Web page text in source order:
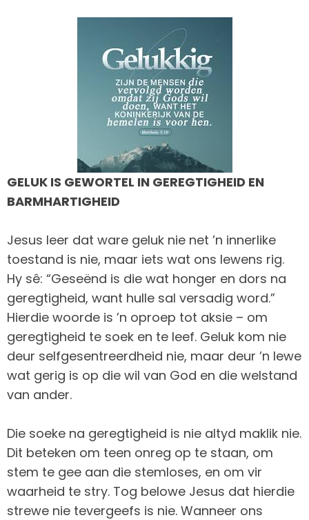
GELUK IS GEWORTEL IN GEREGTIGHEID EN
BARMHARTIGHEID
Jesus leer dat ware geluk nie net ’n innerlike
toestand is nie, maar iets wat ons lewens rig.
Hy sê: “Geseënd is die wat honger en dors na
geregtigheid, want hulle sal versadig word.”
Hierdie woorde is ’n oproep tot aksie – om
geregtigheid te soek en te leef. Geluk kom nie
deur selfgesentreerdheid nie, maar deur ’n lewe
wat gerig is op die wil van God en die welstand
van ander.
Die soeke na geregtigheid is nie altyd maklik nie.
Dit beteken om teen onreg op te staan, om
stem te gee aan die stemloses, en om vir
waarheid te stry. Tog belowe Jesus dat hierdie
strewe nie tevergeefs is nie. Wanneer ons